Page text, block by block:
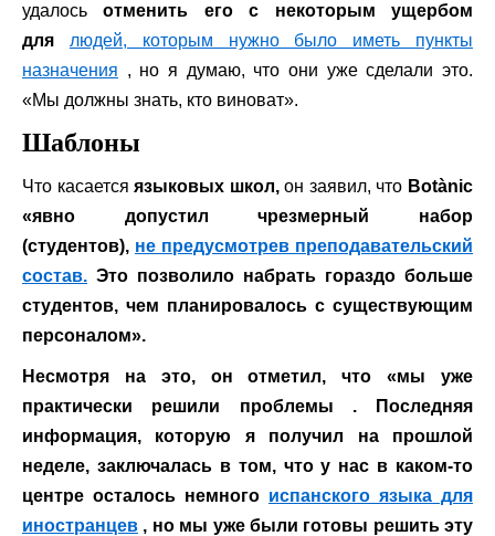
удалосьотменить его с некоторым ущербом
для людей, которым нужно было иметь пункты
назначения , но я думаю, что они уже сделали это.
«Мы должны знать, кто виноват».
Шаблоны
Что касаетсяязыковых школ,он заявил, что Botànic
«явно допустил чрезмерный набор
(студентов), не предусмотрев преподавательский
состав. Это позволило набрать гораздо больше
студентов, чем планировалось с существующим
персоналом».
Несмотря на это, он отметил, что«мы уже
практически решили проблемы . Последняя
информация, которую я получил на прошлой
неделе, заключалась в том, что у нас в каком-то
центре осталось немного испанского языка для
иностранцев , но мы уже были готовы решить эту